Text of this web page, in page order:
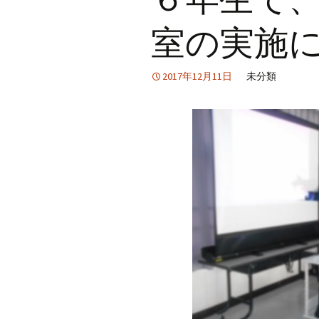
室の実施
2017年12月11日 未分類